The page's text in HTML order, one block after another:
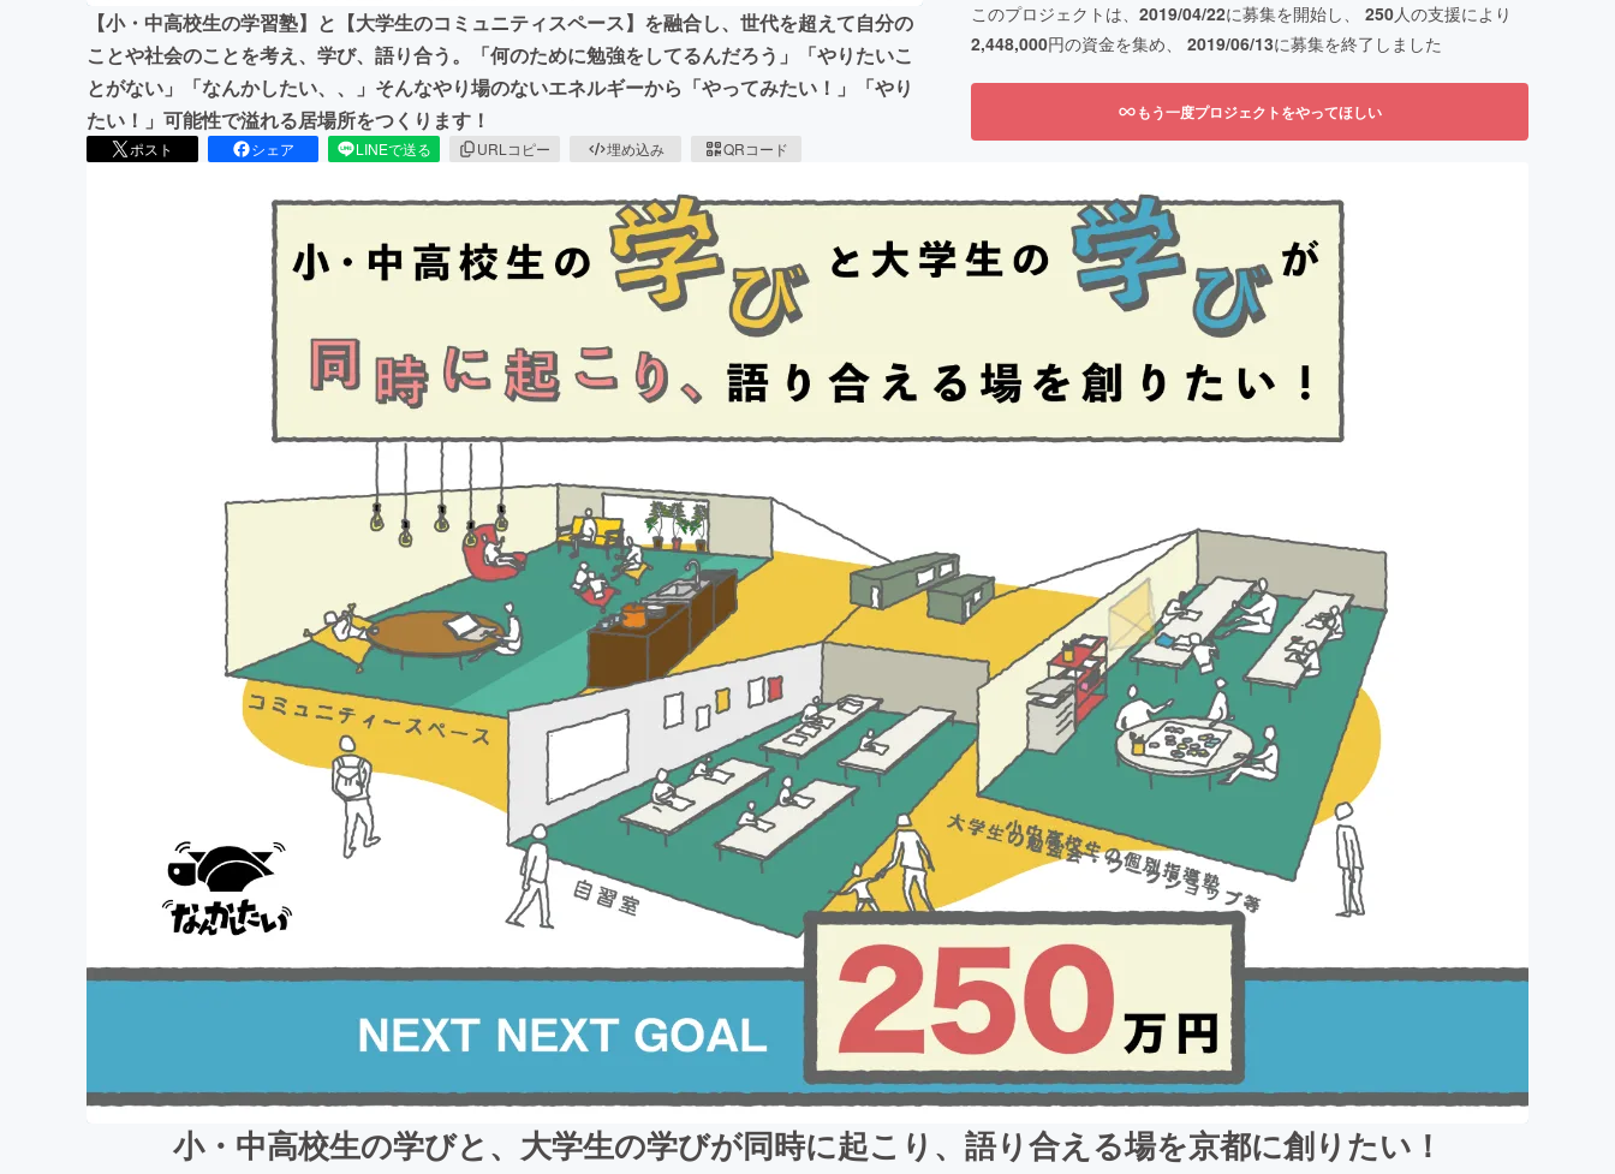
【小・中高校生の学習塾】と【大学生のコミュニティスペース】を融合し、世代を超えて自分の
ことや社会のことを考え、学び、語り合う。「何のために勉強をしてるんだろう」「やりたいこ
とがない」「なんかしたい、、」そんなやり場のないエネルギーから「やってみたい！」「やり
たい！」可能性で溢れる居場所をつくります！
ポスト シェア LINEで送る URLコピー 埋め込み QRコード
このプロジェクトは、 2019/04/22に募集を開始し、 250人の支援により
2,448,000円の資金を集め、 2019/06/13に募集を終了しました
もう一度プロジェクトをやってほしい
小・中高校生の学びと、大学生の学びが同時に起こり、語り合える場を京都に創りたい！